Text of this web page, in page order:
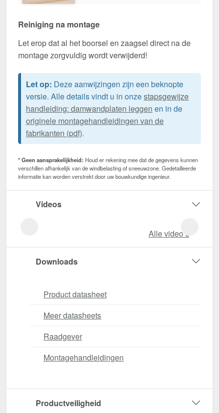
Reiniging na montage
Let erop dat al het boorsel en zaagsel direct na de
montage zorgvuldig wordt verwijderd!
Let op: Deze aanwijzingen zijn een beknopte
versie. Alle details vindt u in onzestapsgewijze
handleiding: damwandplaten leggen en in de
originele montagehandleidingen van de
fabrikanten (pdf).
* Geen aansprakelijkheid: Houd er rekening mee dat de gegevens kunnen
verschillen afhankelijk van de windbelasting of sneeuwzone. Gedetailleerde
informatie kan worden verstrekt door uw bouwkundige ingenieur.
Videos
Alle video‘s
Downloads
Product datasheet
Meer datasheets
Raadgever
Montagehandleidingen
Productveiligheid